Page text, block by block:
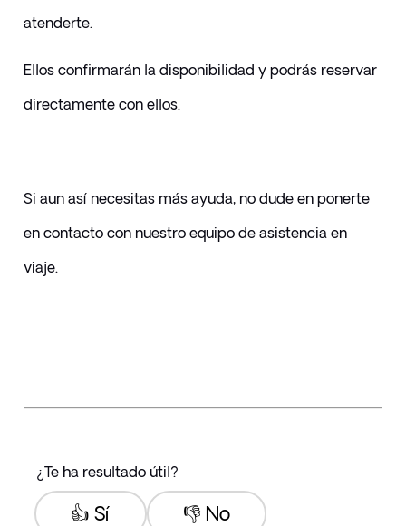
atenderte.
Ellos confirmarán la disponibilidad y podrás reservar
directamente con ellos.
Si aun así necesitas más ayuda, no dude en ponerte
en contacto con nuestro equipo de asistencia en
viaje.
¿Te ha resultado útil?
👎 No
👍 Sí